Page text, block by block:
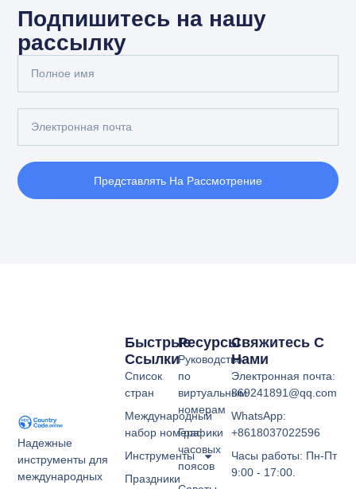
Подпишитесь на нашу
рассылку
Представлять На Рассмотрение
Надежные
инструменты для
международных
Ресурсы
Руководство
по
виртуальным
номерам
Графики
часовых
поясов
Быстрые
Ссылки
Список
стран
Международный
набор номера
Инструменты
Праздники
Свяжитесь С
Нами
Электронная почта:
869241891@qq.com
WhatsApp:
+8618037022596
Часы работы: Пн-Пт
9:00 - 17:00.